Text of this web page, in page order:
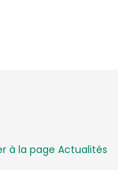
à la page Actualités